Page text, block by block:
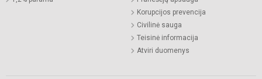
Korupcijos prevencija
Civilinė sauga
Teisinė informacija
Atviri duomenys